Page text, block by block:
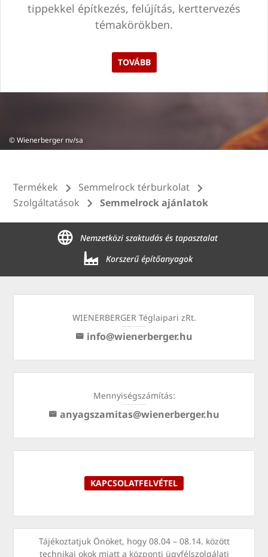
© Wienerberger nv/sa
tippekkel építkezés, felújítás, kerttervezés
témakörökben.
TOVÁBB
Termékek
Semmelrock térburkolat
Szolgáltatások
Semmelrock ajánlatok
Nemzetközi szaktudás és tapasztalat
Korszerű építőanyagok
WIENERBERGER Téglaipari zRt.
info@wienerberger.hu
Mennyiségszámítás:
anyagszamitas@wienerberger.hu
KAPCSOLATFELVÉTEL
Tájékoztatjuk Önöket, hogy 08.04 – 08.14. között
technikai okok miatt a központi ügyfélszolgálati